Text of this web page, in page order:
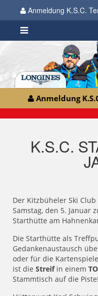
Anmeldung K.S.C.
Anmeldung
K.S.C.
Der Kitzbüheler Ski
Samstag, den 5. Januar
Starthütte am
Die Starthütte als
Gedankenaustausch
oder für die
ist die Streifin einem
Stammtisch auf die Piste!